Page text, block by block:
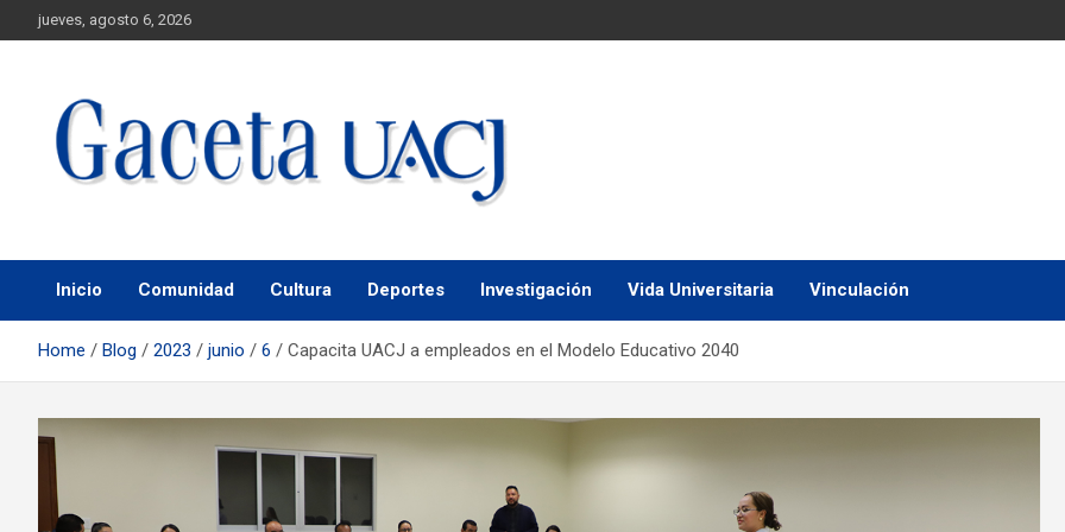
jueves, agosto 6, 2026
Gaceta UACJ
Inicio Comunidad Cultura Deportes Investigación Vida Universitaria Vinculación
Home Blog 2023 junio 6 Capacita UACJ a empleados en el Modelo Educativo 2040